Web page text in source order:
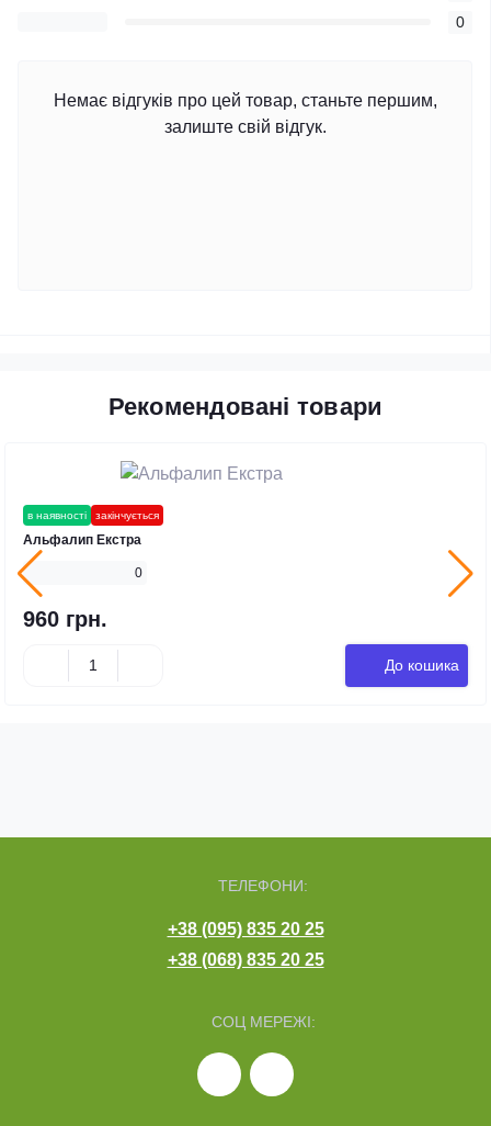
0
Немає відгуків про цей товар, станьте першим,
залиште свій відгук.
Рекомендовані товари
в наявності закінчується
Альфалип Екстра
0
960 грн.
До кошика
ТЕЛЕФОНИ:
+38 (095) 835 20 25
+38 (068) 835 20 25
СОЦ МЕРЕЖІ: